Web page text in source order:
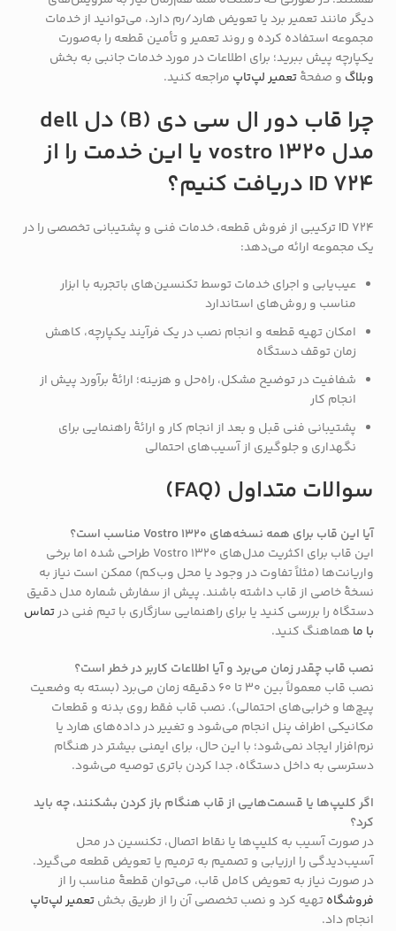
دیگر مانند تعمیر برد یا تعویض هارد/رم دارد، می‌توانید از خدمات
مجموعه استفاده کرده و روند تعمیر و تأمین قطعه را به‌صورت
یکپارچه پیش ببرید؛ برای اطلاعات در مورد خدمات جانبی به بخش
وبلاگ و صفحهٔتعمیر لپ‌تاپ مراجعه کنید.
چرا قاب دور ال سی دی (B) دل dell
مدل vostro 1320 یا این خدمت را از
ID 724 دریافت کنیم؟
ID 724 ترکیبی از فروش قطعه، خدمات فنی و پشتیبانی تخصصی را در
یک مجموعه ارائه می‌دهد:
عیب‌یابی و اجرای خدمات توسط تکنسین‌های باتجربه با ابزار
مناسب و روش‌های استاندارد
امکان تهیه قطعه و انجام نصب در یک فرآیند یکپارچه، کاهش
زمان توقف دستگاه
شفافیت در توضیح مشکل، راه‌حل و هزینه؛ ارائهٔ برآورد پیش از
انجام کار
پشتیبانی فنی قبل و بعد از انجام کار و ارائهٔ راهنمایی برای
نگهداری و جلوگیری از آسیب‌های احتمالی
سوالات متداول (FAQ)
آیا این قاب برای همه نسخه‌های Vostro 1320 مناسب است؟
این قاب برای اکثریت مدل‌های Vostro 1320 طراحی شده اما برخی
واریانت‌ها (مثلاً تفاوت در وجود یا محل وب‌کم) ممکن است نیاز به
نسخهٔ خاصی از قاب داشته باشند. پیش از سفارش شماره مدل دقیق
دستگاه را بررسی کنید یا برای راهنمایی سازگاری با تیم فنی درتماس
با ما هماهنگ کنید.
نصب قاب چقدر زمان می‌برد و آیا اطلاعات کاربر در خطر است؟
نصب قاب معمولاً بین 30 تا 60 دقیقه زمان می‌برد (بسته به وضعیت
پیچ‌ها و خرابی‌های احتمالی). نصب قاب فقط روی بدنه و قطعات
مکانيکی اطراف پنل انجام می‌شود و تغییر در داده‌های هارد یا
نرم‌افزار ایجاد نمی‌شود؛ با این حال، برای ایمنی بیشتر در هنگام
دسترسی به داخل دستگاه، جدا کردن باتری توصیه می‌شود.
اگر کلیپ‌ها یا قسمت‌هایی از قاب هنگام باز کردن بشکنند، چه باید
کرد؟
در صورت آسیب به کلیپ‌ها یا نقاط اتصال، تکنسین در محل
آسیب‌دیدگی را ارزیابی و تصمیم به ترمیم یا تعویض قطعه می‌گیرد.
در صورت نیاز به تعویض کامل قاب، می‌توان قطعهٔ مناسب را از
فروشگاهتهیه کرد و نصب تخصصی آن را از طریق بخشتعمیر لپ‌تاپ
انجام داد.